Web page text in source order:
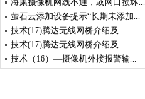
海康摄像机网线不通，或网口损坏...
萤石云添加设备提示“长期未添加...
技术(17)腾达无线网桥介绍及...
技术(17)腾达无线网桥介绍及...
技术（16）—摄像机外接报警输...